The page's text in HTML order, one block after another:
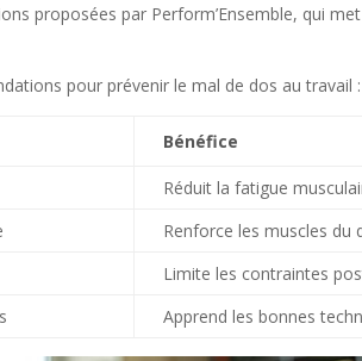
proposées par Perform’Ensemble, qui
pour prévenir le mal de dos au travail :
Bénéfice
Réduit la fatigue
Renforce les muscles du
Limite les contraintes
Apprend les bonnes